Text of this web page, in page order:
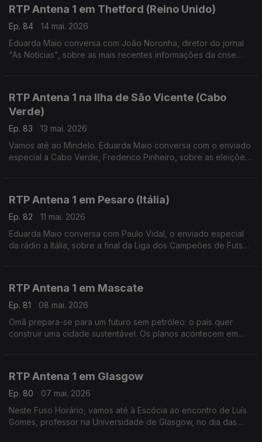
RTP Antena 1 em Thetford (Reino Unido)
Ep. 84
14 mai. 2026
Eduarda Maio conversa com João Noronha, diretor do jornal
"As Notícias", sobre as mais recentes informações da crise
RTP Antena 1 na Ilha de São Vicente (Cabo
Verde)
Ep. 83
13 mai. 2026
Vamos até ao Mindelo. Eduarda Maio conversa com o enviado
especial a Cabo Verde, Frederico Pinheiro, sobre as eleições
RTP Antena 1 em Pesaro (Itália)
Ep. 82
11 mai. 2026
Eduarda Maio conversa com Paulo Vidal, o enviado especial
da rádio a Itália, sobre a final da Liga dos Campeões de Futsal,
RTP Antena 1 em Mascate
Ep. 81
08 mai. 2026
Omã prepara-se para um futuro sem petróleo: o país quer
construir uma cidade sustentável. Os planos acontecem em
RTP Antena 1 em Glasgow
Ep. 80
07 mai. 2026
Neste Fuso Horário, vamos até à Escócia ao encontro de Luís
Gomes, professor na Universidade de Glasgow, no dia das